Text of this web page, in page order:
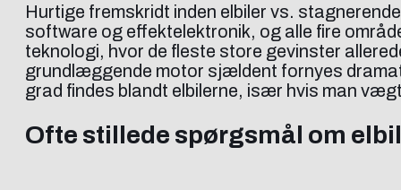
Hurtige fremskridt inden elbiler vs.
software og effektelektronik, og alle fire
teknologi, hvor de fleste store gevinster
grundlæggende motor sjældent fornyes
grad findes blandt elbilerne, især hvis man
Ofte stillede spørgsmål om